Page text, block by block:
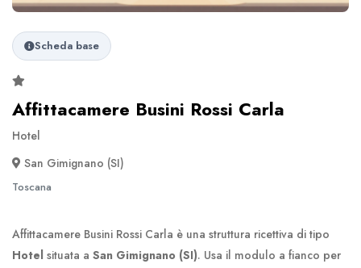
Scheda base
Affittacamere Busini Rossi Carla
Hotel
San Gimignano (SI)
Toscana
Affittacamere Busini Rossi Carla è una struttura ricettiva di tipo
Hotel situata a San Gimignano (SI). Usa il modulo a fianco per